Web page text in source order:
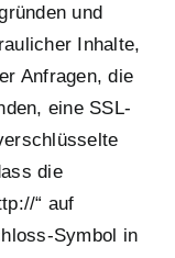
und
Inhalte,
Anfragen, die
eine SSL-
die
“ auf
Symbol in